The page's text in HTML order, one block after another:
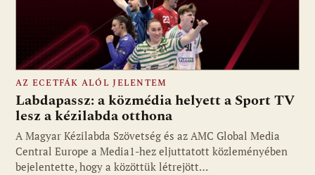
Fotó: media1.hu
AZ ECETFÁK ALÓL JELENTEM
Labdapassz: a közmédia helyett a Sport TV
lesz a kézilabda otthona
A Magyar Kézilabda Szövetség és az AMC Global Media
Central Europe a Media1-hez eljuttatott közleményében
bejelentette, hogy a közöttük létrejött…